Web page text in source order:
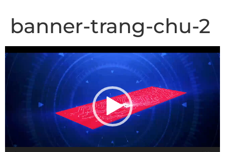
banner-trang-chu-2
Trình
Video